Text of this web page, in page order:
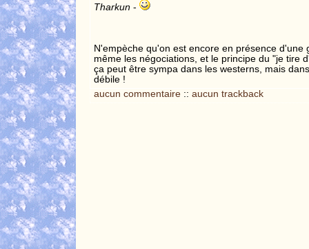
Tharkun -
N'empèche qu'on est encore en présence d'une
même les négociations, et le principe du "je tire
ça peut être sympa dans les westerns, mais
débile !
aucun commentaire :: aucun trackback